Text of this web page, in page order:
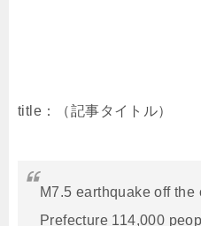
title ：（記事タイトル）
M7.5 earthquake off the
Prefecture 114,000